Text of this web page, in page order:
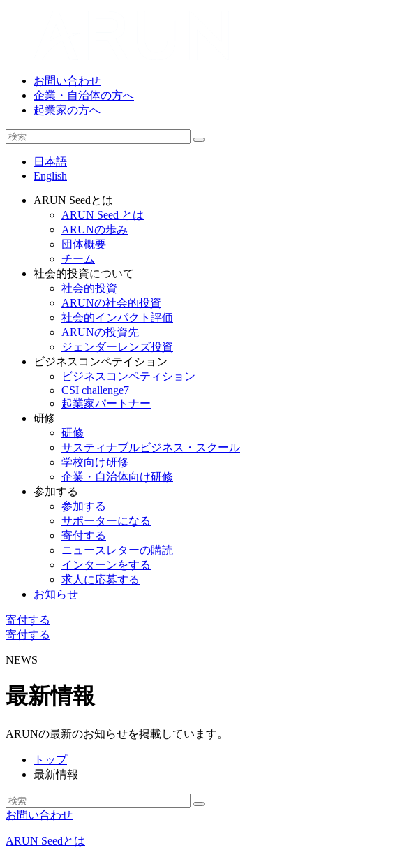
お問い合わせ
企業・自治体の方へ
起業家の方へ
日本語
English
ARUN Seedとは
ARUN Seed とは
ARUNの歩み
団体概要
チーム
社会的投資について
社会的投資
ARUNの社会的投資
社会的インパクト評価
ARUNの投資先
ジェンダーレンズ投資
ビジネスコンペテイション
ビジネスコンペティション
CSI challenge7
起業家パートナー
研修
研修
サスティナブルビジネス・スクール
学校向け研修
企業・自治体向け研修
参加する
参加する
サポーターになる
寄付する
ニュースレターの購読
インターンをする
求人に応募する
お知らせ
寄付する
寄付する
NEWS
最新情報
ARUNの最新のお知らせを掲載しています。
トップ
最新情報
お問い合わせ
ARUN Seedとは